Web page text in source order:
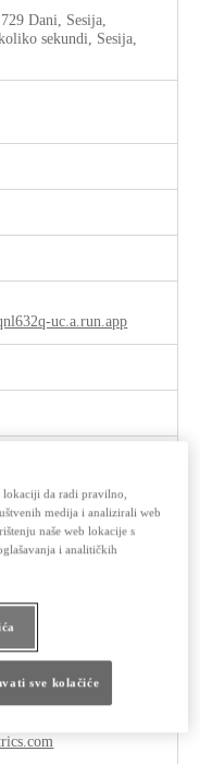
Dani, Sesija,
sekundi, Sesija,
uc.a.run.app
lokaciji da radi pravilno,
medija i analizirali web
naše web lokacije s
i analitičkih
sve kolačiće